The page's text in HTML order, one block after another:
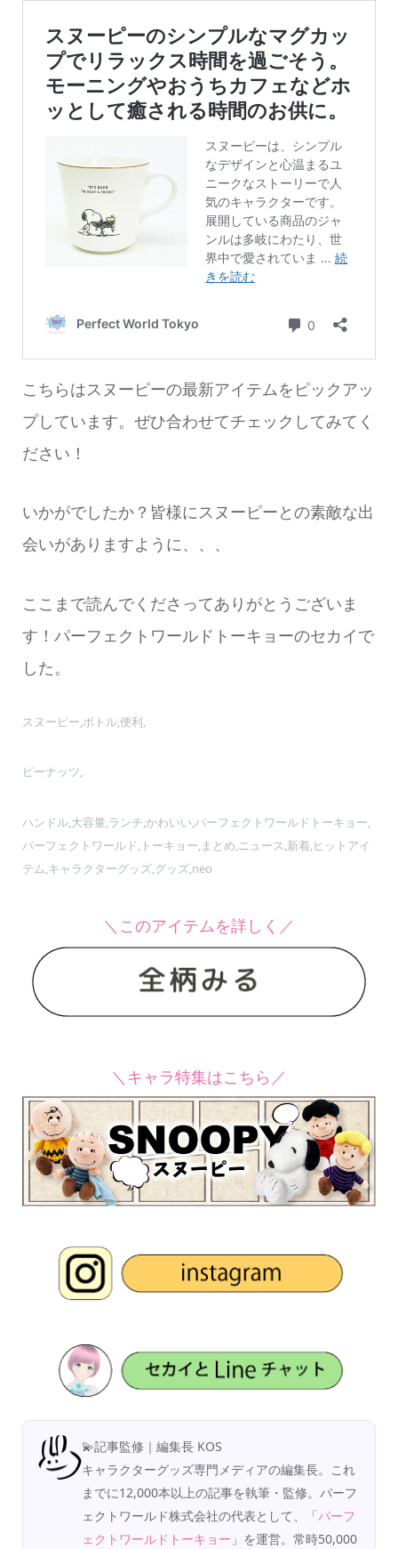
こちらはスヌーピーの最新アイテムをピックアッ
プしています。ぜひ合わせてチェックしてみてく
ださい！
いかがでしたか？皆様にスヌーピーとの素敵な出
会いがありますように、、、
ここまで読んでくださってありがとうございま
す！パーフェクトワールドトーキョーのセカイで
した。
スヌーピー,ボトル,便利,
ピーナッツ,
ハンドル,大容量,ランチ,かわいい,パーフェクトワールドトーキョー,
パーフェクトワールド,トーキョー,まとめ,ニュース,新着,ヒットアイ
テム,キャラクターグッズ,グッズ,neo
＼このアイテムを詳しく／
＼キャラ特集はこちら／
💫記事監修｜編集長 KOS
キャラクターグッズ専門メディアの編集長。これ
までに12,000本以上の記事を執筆・監修。パーフ
ェクトワールド株式会社の代表として、「パーフ
ェクトワールドトーキョー 」を運営。常時50,000